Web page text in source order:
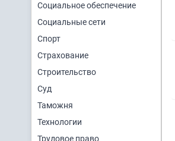
Социальное обеспечение
Социальные сети
Спорт
Страхование
Строительство
Суд
Таможня
Технологии
Трудовое право